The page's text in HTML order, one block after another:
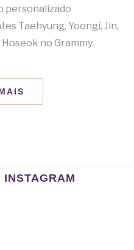
personalizado
Taehyung, Yoongi, Jin,
no Grammy.